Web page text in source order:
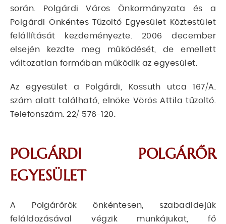
során. Polgárdi Város Önkormányzata és a
Polgárdi Önkéntes Tűzoltó Egyesület Köztestület
felállítását kezdeményezte. 2006 december
elsején kezdte meg működését, de emellett
változatlan formában működik az egyesület.
Az egyesület a Polgárdi, Kossuth utca 167/A.
szám alatt található, elnöke Vörös Attila tűzoltó.
Telefonszám: 22/ 576-120.
POLGÁRDI POLGÁRŐR
EGYESÜLET
A Polgárőrök önkéntesen, szabadidejük
feláldozásával végzik munkájukat, fő